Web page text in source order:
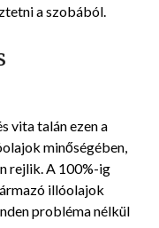
a szobából.
vita talán ezen a
minőségében,
rejlik. A 100%-ig
illóolajok
probléma nélkül